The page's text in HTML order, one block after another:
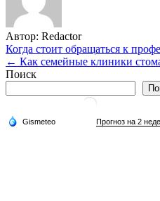
Автор: Redactor
Навигация
по
Когда стоит обращаться к
← Как семейные клиники
Поиск